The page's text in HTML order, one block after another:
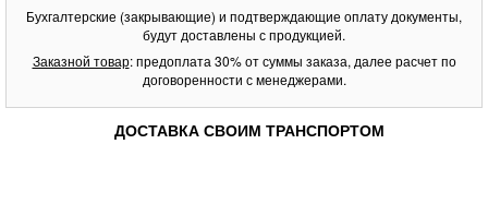
Бухгалтерские (закрывающие) и подтверждающие оплату документы,
будут доставлены с продукцией.
Заказной товар: предоплата 30% от суммы заказа, далее расчет по
договоренности с менеджерами.
ДОСТАВКА СВОИМ ТРАНСПОРТОМ